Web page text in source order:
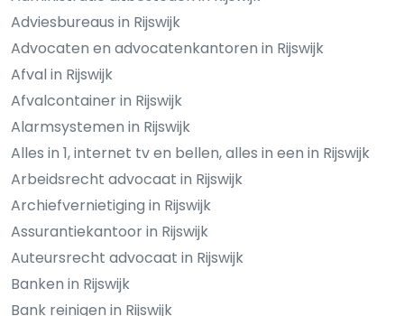
Adviesbureaus in Rijswijk
Advocaten en advocatenkantoren in Rijswijk
Afval in Rijswijk
Afvalcontainer in Rijswijk
Alarmsystemen in Rijswijk
Alles in 1, internet tv en bellen, alles in een in Rijswijk
Arbeidsrecht advocaat in Rijswijk
Archiefvernietiging in Rijswijk
Assurantiekantoor in Rijswijk
Auteursrecht advocaat in Rijswijk
Banken in Rijswijk
Bank reinigen in Rijswijk